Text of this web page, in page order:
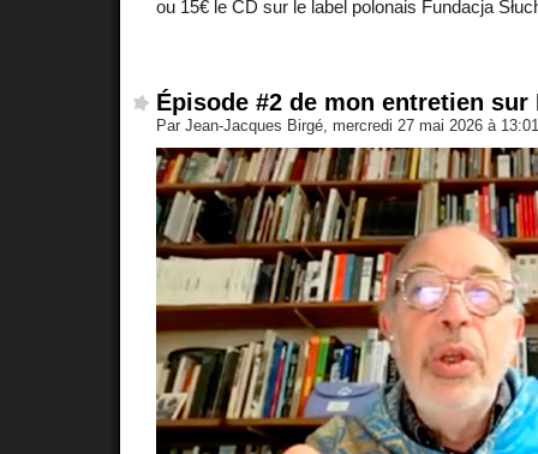
ou 15€ le CD sur le label polonais Fundacja
Épisode #2 de mon entretien sur
Par Jean-Jacques Birgé, mercredi 27 mai 2026 à